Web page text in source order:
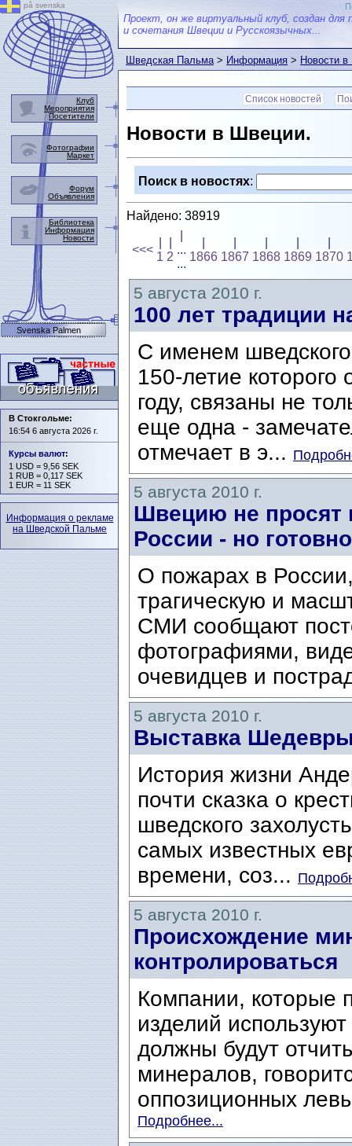
Проект, он же виртуальный клуб, создан для
и сочетания Швеции и Русскоязычных...
Шведская Пальма>Информация>Новости
Список новостей
Новости в Швеции.
Поиск в новостях:
Найдено: 38919
<<<
1 2
...
...
1866 1867 1868 1869 1870
5 августа 2010 г.
100 лет традиции
С именем
150-летие которого
году, связаны не
еще одна -
отмечает в э...
5 августа 2010 г.
Швецию не просят
России - но
О пожарах в
трагическую и
СМИ сообщают
фотографиями,
очевидцев и
5 августа 2010 г.
Выставка
История жизни
почти сказка о
шведского
самых известных
времени, соз...
5 августа 2010 г.
Происхождение
контролироваться
Компании, которые
изделий
должны будут
минералов,
оппозиционных
Подробнее...
på svenska
Клуб
Мероприятия
Посетители
Фотографии
Маркет
Форум
Объявления
Библиотека
Информация
Новости
Svenska Palmen
В Стокгольме:
16:54 6 августа 2026 г.
Курсы валют:
1 USD = 9,56 SEK
1 RUB = 0,117 SEK
1 EUR = 11 SEK
Информация о рекламе
на Шведской Пальме